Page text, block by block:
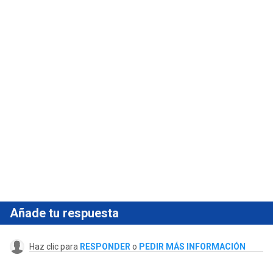
Añade tu respuesta
Haz clic para RESPONDER o PEDIR MÁS INFORMACIÓN